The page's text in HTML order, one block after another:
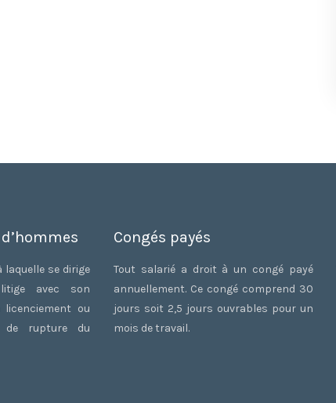
laquelle se dirige
avec son
licenciement ou
rupture du
Congés payés
Tout salarié a droit à un congé payé
annuellement. Ce congé comprend 30
jours soit 2,5 jours ouvrables pour un
mois de travail.